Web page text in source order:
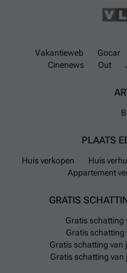
Vakantieweb Gocar
Cinenews
Out
PLAATS
Huis verkopen Huis
Appartement
GRATIS
Gratis schatting
Gratis schatting
Gratis schatting van
Gratis schatting van